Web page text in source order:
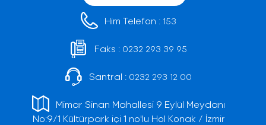
Him Telefon : 153
Faks : 0232 293 39 95
Santral : 0232 293 12 00
Mimar Sinan Mahallesi 9 Eylül Meydanı
No:9/1 Kültürpark içi 1 no'lu Hol Konak / İzmir